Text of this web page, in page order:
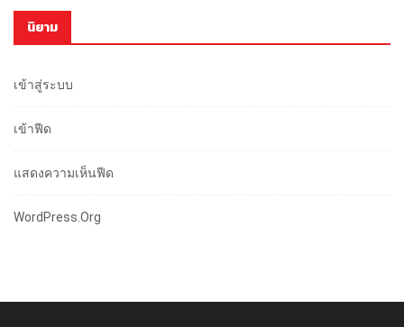
นิยาม
เข้าสู่ระบบ
เข้าฟีด
แสดงความเห็นฟีด
WordPress.org